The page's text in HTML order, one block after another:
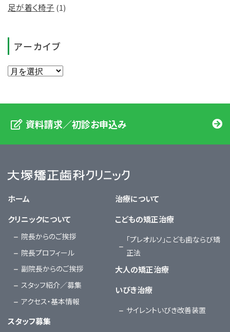
足が着く椅子 (1)
アーカイブ
資料請求／初診お申込み
ホーム
クリニックについて
院長からのご挨拶
院長プロフィール
副院長からのご挨拶
スタッフ紹介／募集
アクセス・基本情報
スタッフ募集
治療について
こどもの矯正治療
「プレオルソ」こども歯ならび矯
正法
大人の矯正治療
いびき治療
サイレントいびき改善装置